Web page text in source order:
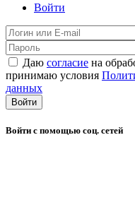
Войти
Даю согласие на
принимаю условия
данных
Войти
Войти с помощью соц. сетей